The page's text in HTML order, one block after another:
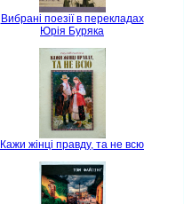
Вибрані поезії в перекладах
Юрія Буряка
Кажи жінці правду, та не всю